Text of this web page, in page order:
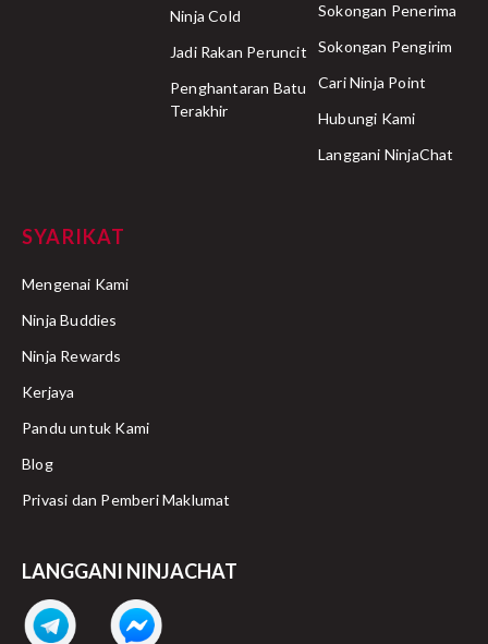
Ninja Cold
Jadi Rakan Peruncit
Penghantaran Batu
Terakhir
Sokongan Penerima
Sokongan Pengirim
Cari Ninja Point
Hubungi Kami
Langgani NinjaChat
SYARIKAT
Mengenai Kami
Ninja Buddies
Ninja Rewards
Kerjaya
Pandu untuk Kami
Blog
Privasi dan Pemberi Maklumat
LANGGANI NINJACHAT